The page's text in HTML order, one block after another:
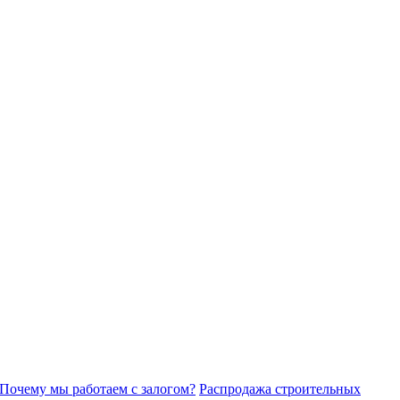
Почему мы работаем с залогом? Распродажа строительных